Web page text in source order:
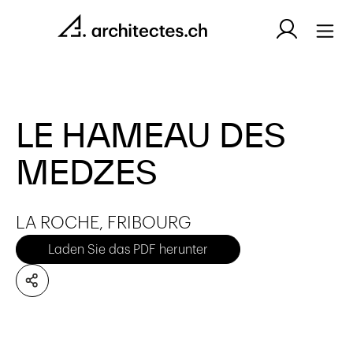
LE HAMEAU DES
MEDZES
LA ROCHE, FRIBOURG
Laden Sie das PDF herunter